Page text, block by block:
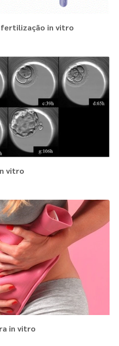
fertilização in vitro
vitro
in vitro